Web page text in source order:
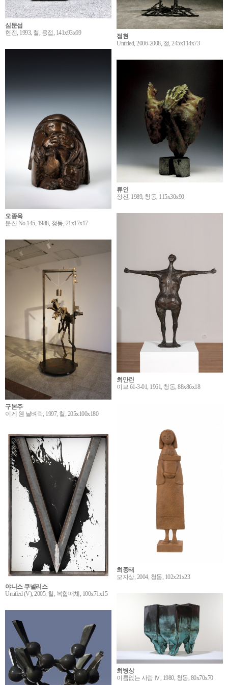
심문섭
현전, 1993, 철, 용접, 141x93x69
정현
Untitled, 2006-2008, 철, 245x114x73
오종욱
분신 No.145, 1988, 청동, 21x17x17
류인
정전, 1989, 청동, 115x30x90
최만린
이브 61-3-01, 1961, 청동, 88x86x18
구본주
이게 웬 날벼락, 1997, 철, 205x100x180
최종태
모자상, 2004, 청동, 102x21x23
야니스 쿠넬리스
Untitled (V), 2005, 철, 복합매체, 100x71x15
최병상
이름없는 사람 Ⅳ, 1980, 청동, 80x70x70